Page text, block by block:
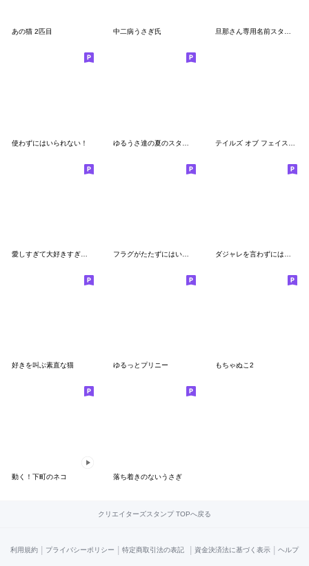
あの猫 2匹目 中二病うさぎ氏 旦那さん専用名前スタンプ
使わずにはいられない！
好きを叫ぶ素直な猫 ゆるっとプリニー もちゃぬこ2
動く！下町のネコ 落ち着きのないうさぎ
クリエイターズスタンプ TOPへ戻る
利用規約 | プライバシーポリシー | 特定商取引法の表記 | 資金決済法に基づく表示 | ヘルプ